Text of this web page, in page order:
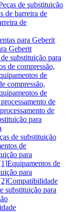
de substituição
de barreira de
de
para Geberit
Geberit
de substituição para
de compressão,
de
compressão,
de
de
de
para
de substituição
de
para
Equipamentos de
para
Compatibilidade
substituição para